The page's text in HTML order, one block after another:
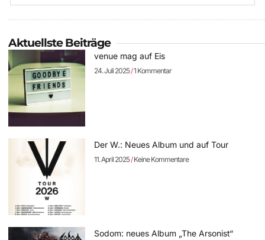
Aktuellste Beiträge
venue mag auf Eis
24. Juli 2025 1 Kommentar
Der W.: Neues Album und auf Tour
11. April 2025 Keine Kommentare
Sodom: neues Album „The Arsonist“